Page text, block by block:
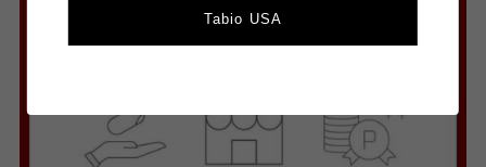
Tabio USA